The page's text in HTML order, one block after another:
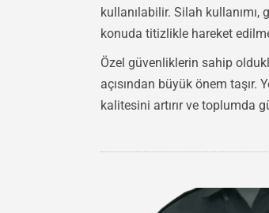
kullanılabilir. Silah
konuda titizlikle hareket
Özel güvenliklerin sahip
açısından büyük önem
kalitesini artırır ve toplumda